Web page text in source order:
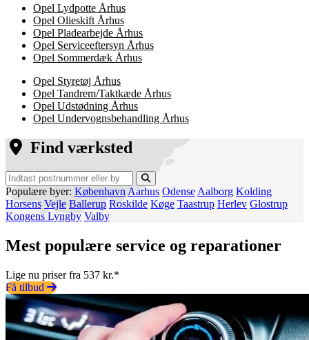
Opel Lydpotte Århus
Opel Olieskift Århus
Opel Pladearbejde Århus
Opel Serviceeftersyn Århus
Opel Sommerdæk Århus
Opel Styretøj Århus
Opel Tandrem/Taktkæde Århus
Opel Udstødning Århus
Opel Undervognsbehandling Århus
Find værksted
Populære byer: København Aarhus Odense Aalborg Kolding
Horsens Vejle Ballerup Roskilde Køge Taastrup Herlev Glostrup
Kongens Lyngby Valby
Mest populære service og reparationer
Lige nu priser fra 537 kr.*
Få tilbud